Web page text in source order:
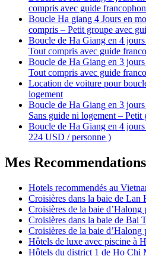
compris avec guide
Boucle Ha giang 4 Jours en
compris – Petit groupe avec
Boucle de Ha Giang en 4
Tout compris avec guide
Boucle de Ha Giang en 3
Tout compris avec guide
Location de voiture pour
logement
Boucle de Ha Giang en 3
Sans guide ni logement – Petit
Boucle de Ha Giang en 4
224 USD / personne )
Mes Recommendations
Hotels recommendés au
Croisières dans la baie de Lan
Croisières de la baie d’Halong
Croisières dans la baie de Bai
Croisières de la baie d’Halong
Hôtels de luxe avec piscine à
Hôtels du district 1 de Ho Chi